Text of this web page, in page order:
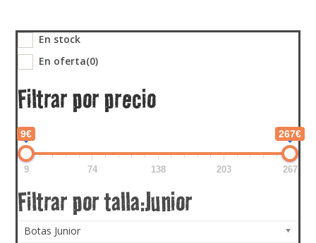
En stock
En oferta(0)
Filtrar por precio
9€ 267€
9 74 138 203 267
Botas Junior